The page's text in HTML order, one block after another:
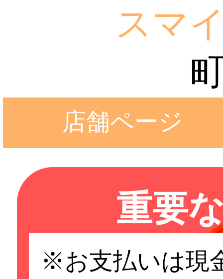
スマ
店舗ページ
重要
※お支払いは現